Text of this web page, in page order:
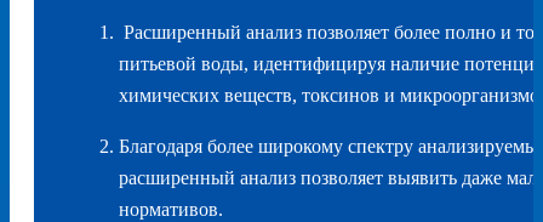
Расширенный анализ позволяет более полно и
питьевой воды, идентифицируя наличие
химических веществ, токсинов и
Благодаря более широкому спектру
расширенный анализ позволяет выявить даже
нормативов.